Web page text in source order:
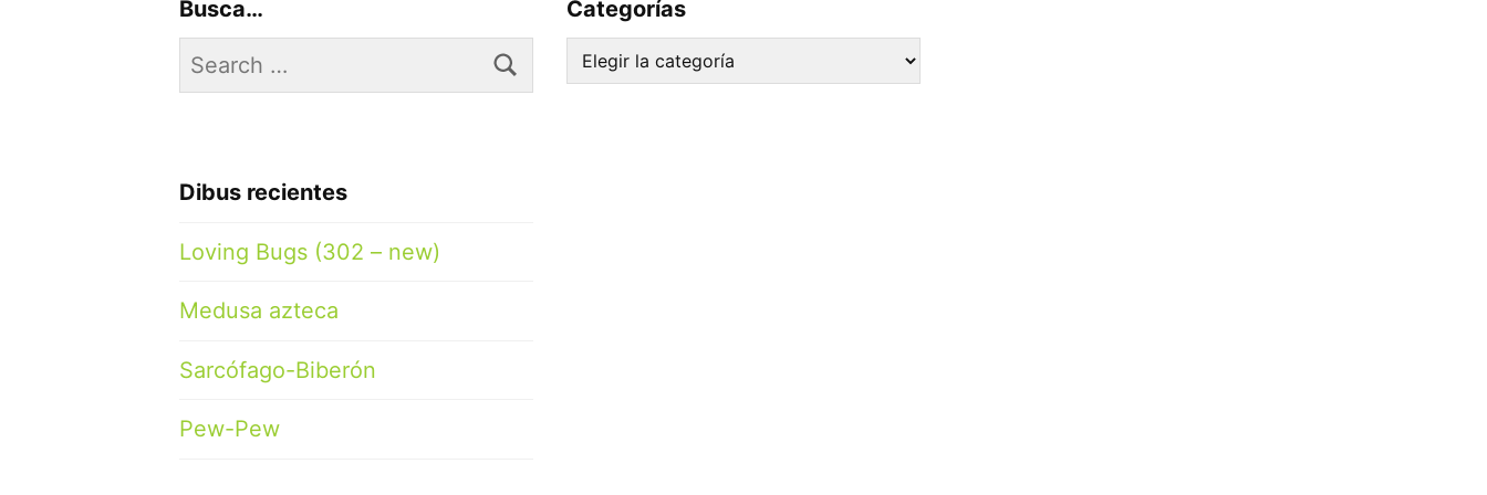
Busca…
Search
for:
Dibus recientes
Loving Bugs (302 – new)
Medusa azteca
Sarcófago-Biberón
Pew-Pew
Categorías
Categorías